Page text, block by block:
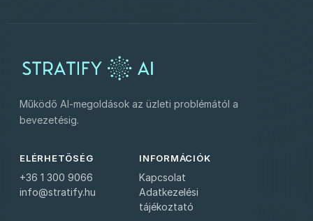
Működő AI-megoldások az üzleti problémától a
bevezetésig.
ELÉRHETŐSÉG
+36 1 300 9066
info@stratify.hu
INFORMÁCIÓK
Kapcsolat
Adatkezelési
tájékoztató